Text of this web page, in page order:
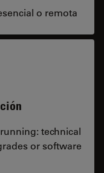
o remota
technical
or software